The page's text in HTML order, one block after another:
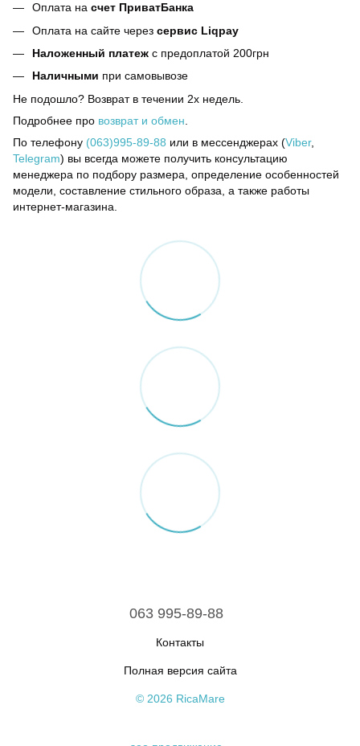
Оплата на счет ПриватБанка
Оплата на сайте через сервис Liqpay
Наложенный платеж с предоплатой 200грн
Наличными при самовывозе
Не подошло? Возврат в течении 2х недель.
Подробнее про возврат и обмен
По телефону (063)995-89-88 или в мессенджерах (Viber,
Telegram) вы всегда можете получить консультацию
менеджера по подбору размера, определение особенностей
модели, составление стильного образа, а также работы
интернет-магазина.
063 995-89-88
Контакты
Полная версия сайта
© 2026 RicaMare